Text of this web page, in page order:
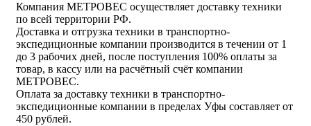
Компания МЕТРОВЕС осуществляет доставку техники
по всей территории РФ.
Доставка и отгрузка техники в транспортно-
экспедиционные компании производится в течении от 1
до 3 рабочих дней, после поступления 100% оплаты за
товар, в кассу или на расчётный счёт компании
МЕТРОВЕС.
Оплата за доставку техники в транспортно-
экспедиционные компании в пределах Уфы составляет от
450 рублей.